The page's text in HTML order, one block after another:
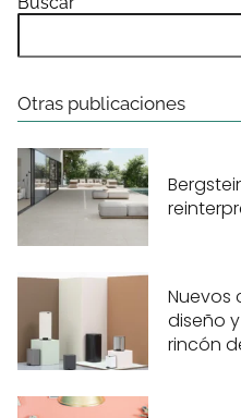
Otras publicaciones
Nuevos
diseño
rincón